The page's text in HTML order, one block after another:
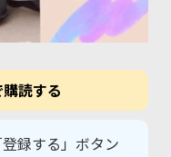
読する
録する」ボタン